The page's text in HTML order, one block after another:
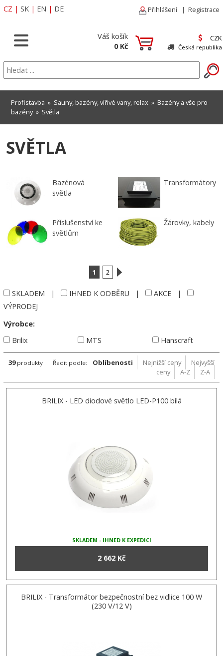
CZ | SK | EN | DE Přihlášení | Registrace
Váš košík
0 Kč
CZK
Česká republika
Profistavba » Sauny, bazény, vířivé vany, relax » Bazény a vše pro
bazény» Světla
SVĚTLA
Bazénová
světla
Transformátory
Příslušenství ke
světlům
Žárovky, kabely
1 2
SKLADEM | IHNED K ODBĚRU | AKCE |
VÝPRODEJ
Výrobce:
Brilix
MTS Hanscraft
39 produkty Řadit podle: Oblíbenosti Nejnižší ceny
Nejvyšší
ceny
A-Z Z-A
BRILIX - LED diodové světlo LED-P100 bílá
SKLADEM - IHNED K EXPEDICI
2 662 Kč
BRILIX - Transformátor bezpečnostní bez vidlice 100 W
(230 V/12 V)